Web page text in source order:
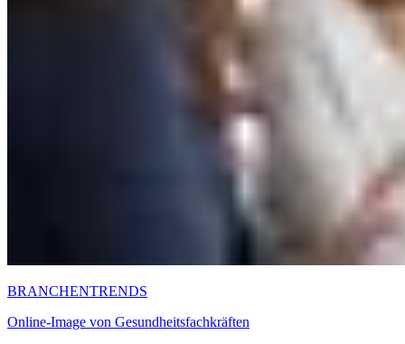
BRANCHENTRENDS
Online-Image von Gesundheitsfachkräften